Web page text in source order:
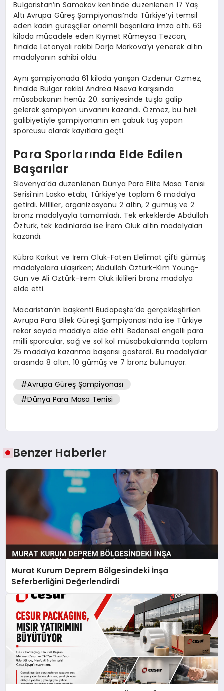
Bulgaristan’ın Samokov kentinde düzenlenen 17 Yaş
Altı Avrupa Güreş Şampiyonası’nda Türkiye’yi temsil
eden kadın güreşçiler önemli başarılara imza attı. 69
kiloda mücadele eden Kıymet Rümeysa Tezcan,
finalde Letonyalı rakibi Darja Markova’yı yenerek altın
madalyanın sahibi oldu.
Aynı şampiyonada 61 kiloda yarışan Özdenur Özmez,
finalde Bulgar rakibi Andrea Niseva karşısında
müsabakanın henüz 20. saniyesinde tuşla galip
gelerek şampiyon unvanını kazandı. Özmez, bu hızlı
galibiyetiyle şampiyonanın en çabuk tuş yapan
sporcusu olarak kayıtlara geçti.
Para Sporlarında Elde Edilen
Başarılar
Slovenya’da düzenlenen Dünya Para Elite Masa Tenisi
Serisi’nin Lasko etabı, Türkiye’ye toplam 6 madalya
getirdi. Milliler, organizasyonu 2 altın, 2 gümüş ve 2
bronz madalyayla tamamladı. Tek erkeklerde Abdullah
Öztürk, tek kadınlarda ise İrem Oluk altın madalyaları
kazandı.
Kübra Korkut ve İrem Oluk-Faten Elelimat çifti gümüş
madalyalara ulaşırken; Abdullah Öztürk-Kim Young-
Gun ve Ali Öztürk-İrem Oluk ikilileri bronz madalya
elde etti.
Macaristan’ın başkenti Budapeşte’de gerçekleştirilen
Avrupa Para Bilek Güreşi Şampiyonası’nda ise Türkiye
rekor sayıda madalya elde etti. Bedensel engelli para
milli sporcular, sağ ve sol kol müsabakalarında toplam
25 madalya kazanma başarısı gösterdi. Bu madalyalar
arasında 8 altın, 10 gümüş ve 7 bronz bulunuyor.
#Avrupa Güreş Şampiyonası
#Dünya Para Masa Tenisi
Benzer Haberler
Murat Kurum Deprem Bölgesindeki İnşa
Seferberliğini Değerlendirdi